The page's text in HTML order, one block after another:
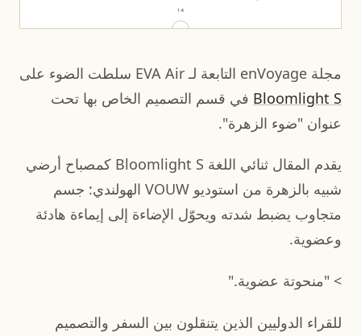
مجلة enVoyage التابعة لـ EVA Air سلطت الضوء على
Bloomlight S في قسم التصميم الخاص بها تحت
عنوان "ضوء الزهرة".
يقدم المقال ثنائي اللغة Bloomlight S كمصباح أرضي
شبيه بالزهرة من استوديو VOUW الهولندي: جسم
متجاوب يضبط شدته ويحوّل الإضاءة إلى إيماءة هادئة
وعضوية.
> "منحوتة عضوية."
للقراء الدوليين الذين يتنقلون بين السفر والتصميم